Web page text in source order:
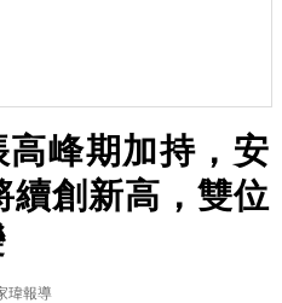
峰期加持，安
續創新高，雙位
瑋報導